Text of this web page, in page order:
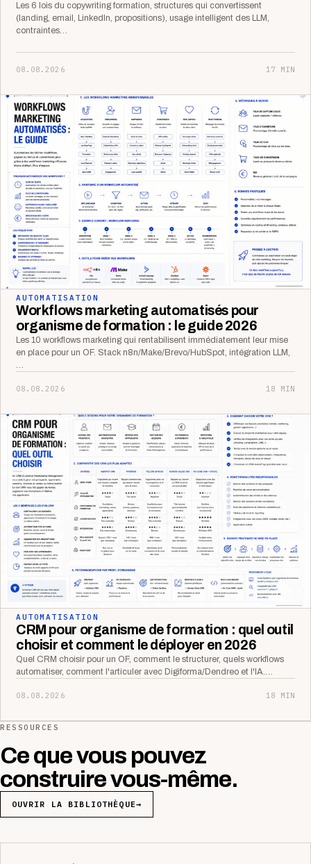
Les 6 lois du copywriting formation, structures qui convertissent
(landing, email, LinkedIn, propositions), usage intelligent des LLM,
contraintes…
08.08.2026 17 MIN
AUTOMATISATION
Workflows marketing automatisés pour
organisme de formation : le guide 2026
Les 10 workflows marketing qui rentabilisent immédiatement leur mise
en place pour un OF. Stack n8n/Make/Brevo/HubSpot, intégration LLM,
08.08.2026 18 MIN
AUTOMATISATION
CRM pour organisme de formation : quel outil
choisir et comment le déployer en 2026
Quel CRM choisir pour un OF, comment le structurer, quels workflows
automatiser, comment l'articuler avec Digiforma/Dendreo et l'IA.…
08.08.2026 18 MIN
RESSOURCES
Ce que vous pouvez
construire vous-même.
OUVRIR LA BIBLIOTHÈQUE→